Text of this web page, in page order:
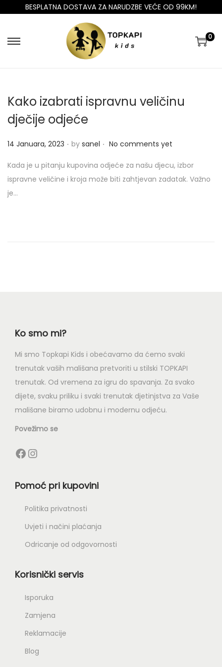
BESPLATNA DOSTAVA ZA NARUDZBE VEĆE OD 99KM!
0
Kako izabrati ispravnu veličinu
dječije odjeće
P
s
t
e
14 Januara, 2023 . by sanel . No comments yet
Kada je u pitanju kupovina odjeće za našu djecu, izbor
ispravne veličine i kroja može biti zahtjevan zadatak. Važno
je…
Ko smo mi?
Mi smo Topkapi Kids i obećavamo da ćemo svaki
trenutak vaših mališana pretvoriti u stilski TOPKAPI
trenutak. Od vremena za igru do spavanja. Za svako
dijete, svaku priliku i svaki trenutak djetinjstva za Vaše
mališane biramo udobnu i modernu odjeću.
Povežimo se
Pomoć pri kupovini
Politika privatnosti
Uvjeti i načini plaćanja
Odricanje od odgovornosti
Korisnički servis
Isporuka
Zamjena
Reklamacije
Blog